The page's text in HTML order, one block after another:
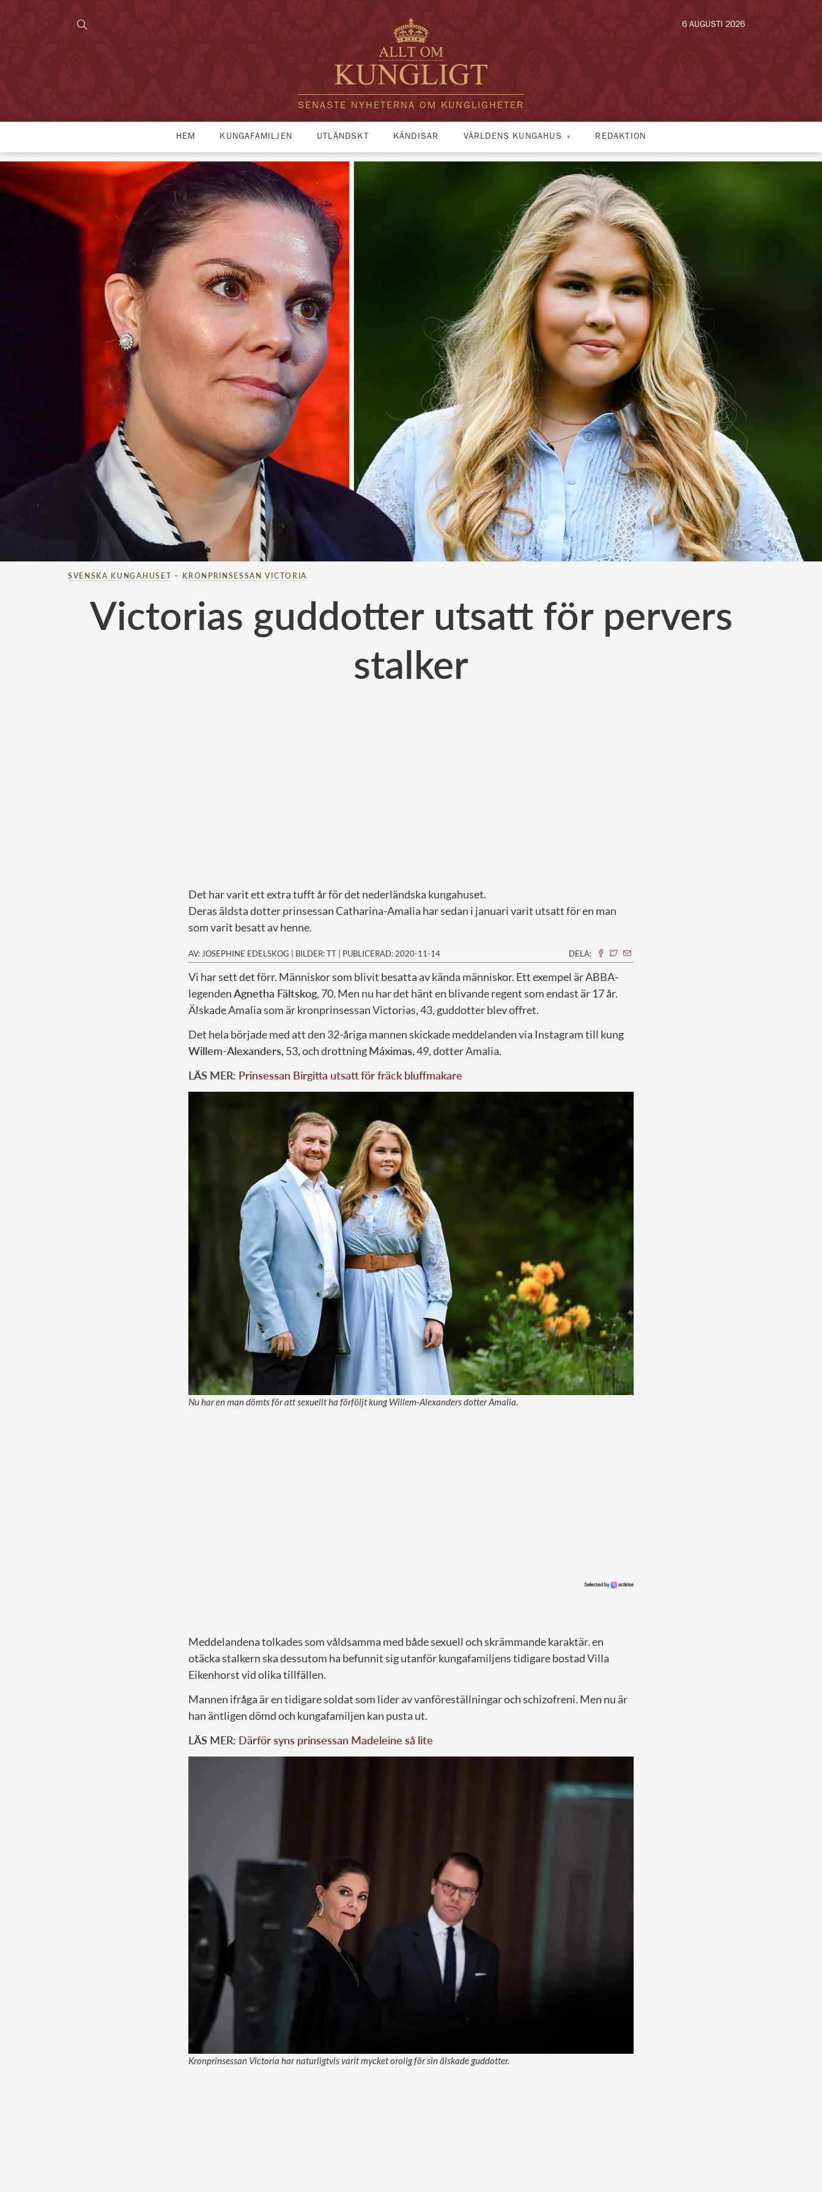
SENASTE NYHETERNA OM KUNGLIGHETER
6 AUGUSTI 2026
HEM KUNGAFAMILJEN UTLÄNDSKT KÄNDISAR VÄRLDENS KUNGAHUS REDAKTION
SVENSKA KUNGAHUSET – KRONPRINSESSAN VICTORIA
Victorias guddotter utsatt för pervers
stalker
Det har varit ett extra tufft år för det nederländska kungahuset.
Deras äldsta dotter prinsessan Catharina-Amalia har sedan i januari varit utsatt för en man
som varit besatt av henne.
AV: JOSEPHINE EDELSKOG | BILDER: TT | PUBLICERAD: 2020-11-14 DELA:
Vi har sett det förr. Människor som blivit besatta av kända människor. Ett exempel är ABBA-
legendenAgnetha Fältskog, 70. Men nu har det hänt en blivande regent som endast är 17 år.
Älskade Amalia som är kronprinsessan Victorias,43, guddotter blev offret.
Det hela började med att den 32-åriga mannen skickade meddelanden via Instagram till kung
Willem-Alexanders, 53, och drottningMáximas, 49, dotter Amalia.
LÄS MER: Prinsessan Birgitta utsatt för fräck bluffmakare
Nu har en man dömts för att sexuellt ha förföljt kung Willem-Alexanders dotter Amalia.
Meddelandena tolkades som våldsamma med både sexuell och skrämmande karaktär. en
otäcka stalkern ska dessutom ha befunnit sig utanför kungafamiljens tidigare bostad Villa
Eikenhorst vid olika tillfällen.
Mannen ifråga är en tidigare soldat som lider av vanföreställningar och schizofreni. Men nu är
han äntligen dömd och kungafamiljen kan pusta ut.
LÄS MER: Därför syns prinsessan Madeleine så lite
Kronprinsessan Victoria har naturligtvis varit mycket orolig för sin älskade guddotter.